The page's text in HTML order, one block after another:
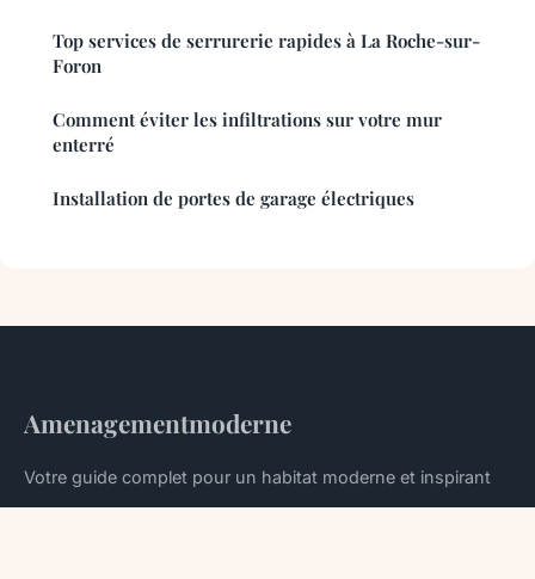
Top services de serrurerie rapides à La Roche-sur-
Foron
Comment éviter les infiltrations sur votre mur
enterré
Installation de portes de garage électriques
Amenagementmoderne
Votre guide complet pour un habitat moderne et inspirant